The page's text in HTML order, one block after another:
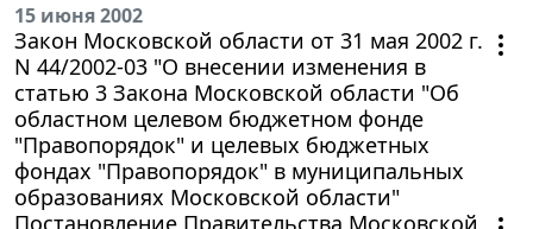
15 июня 2002
Закон Московской области от 31 мая 2002 г.
N 44/2002-03 "О внесении изменения в
статью 3 Закона Московской области "Об
областном целевом бюджетном фонде
"Правопорядок" и целевых бюджетных
фондах "Правопорядок" в муниципальных
образованиях Московской области"
Постановление Правительства Московской